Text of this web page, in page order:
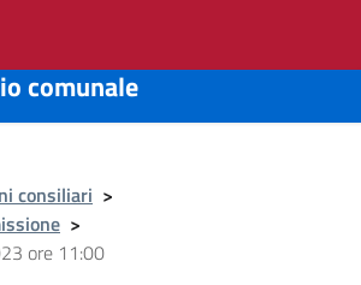
comunale
consiliari >
>
ore 11:00